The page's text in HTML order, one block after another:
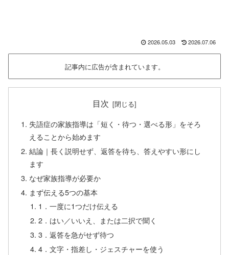
2026.05.03 2026.07.06
記事内に広告が含まれています。
目次
失語症の家族指導は「短く・待つ・選べる形」をそろ
えることから始めます
結論｜長く説明せず、返答を待ち、答えやすい形にし
ます
なぜ家族指導が必要か
まず伝える5つの基本
1．一度に1つだけ伝える
2．はい／いいえ、または二択で聞く
3．返答を急がせず待つ
4．文字・指差し・ジェスチャーを使う